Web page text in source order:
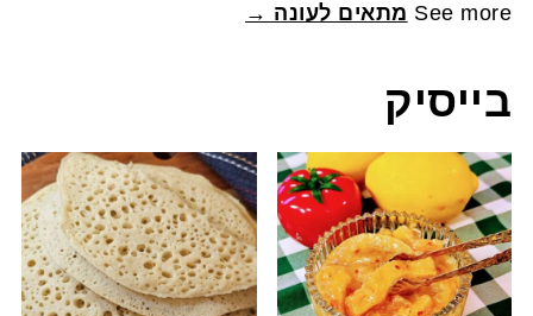
See more מתאים לעונה →
בייסיק